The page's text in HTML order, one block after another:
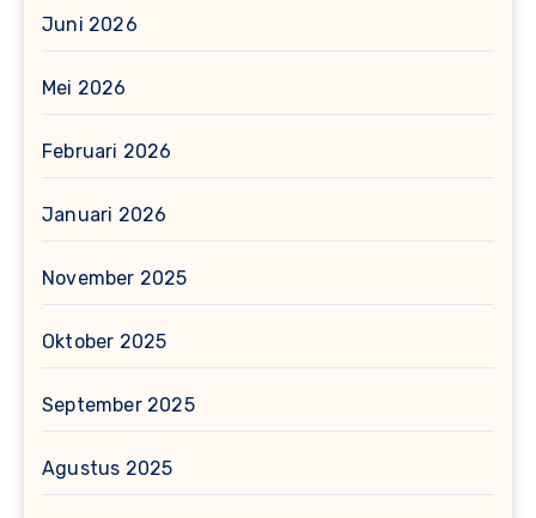
Juni 2026
Mei 2026
Februari 2026
Januari 2026
November 2025
Oktober 2025
September 2025
Agustus 2025